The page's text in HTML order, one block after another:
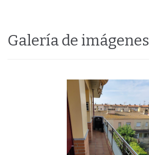
Galería de imágenes